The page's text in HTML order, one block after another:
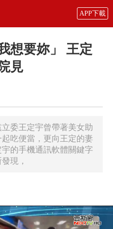
APP下載
想要妳」 王定
見
委王定宇曾帶著美女助
吃便當，更向王定的妻
的手機通訊軟體關鍵字
現，